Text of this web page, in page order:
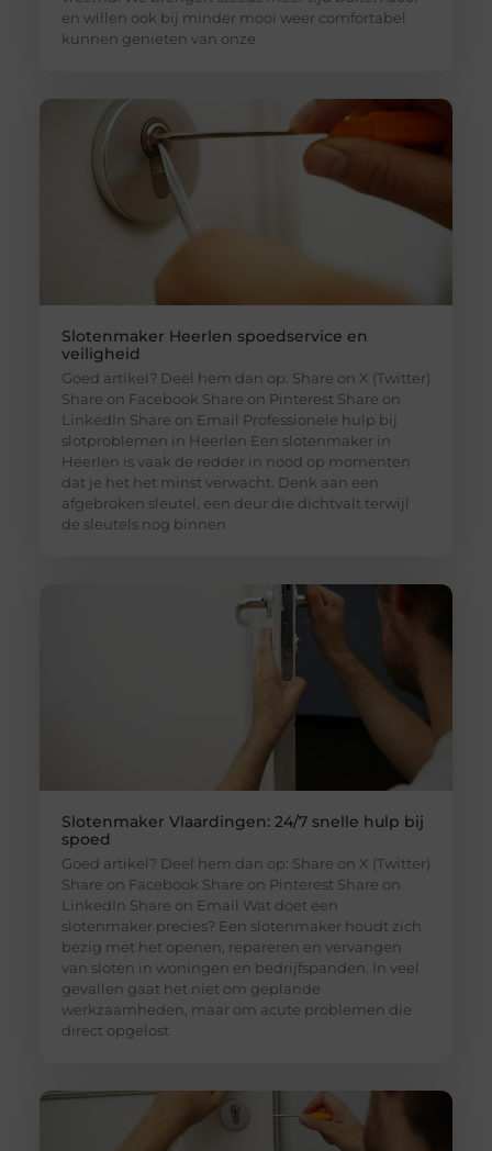
en willen ook bij minder mooi weer comfortabel
kunnen genieten van onze
Slotenmaker Heerlen spoedservice en
veiligheid
Goed artikel? Deel hem dan op: Share on X (Twitter)
Share on Facebook Share on Pinterest Share on
LinkedIn Share on Email Professionele hulp bij
slotproblemen in Heerlen Een slotenmaker in
Heerlen is vaak de redder in nood op momenten
dat je het het minst verwacht. Denk aan een
afgebroken sleutel, een deur die dichtvalt terwijl
de sleutels nog binnen
Slotenmaker Vlaardingen: 24/7 snelle hulp bij
spoed
Goed artikel? Deel hem dan op: Share on X (Twitter)
Share on Facebook Share on Pinterest Share on
LinkedIn Share on Email Wat doet een
slotenmaker precies? Een slotenmaker houdt zich
bezig met het openen, repareren en vervangen
van sloten in woningen en bedrijfspanden. In veel
gevallen gaat het niet om geplande
werkzaamheden, maar om acute problemen die
direct opgelost